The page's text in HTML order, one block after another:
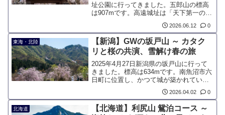
址公園に行ってきました。五郎山の標高
は907mです。高遠城址は「天下第一の
桜」と呼ばれ、1,500本以上の桜が咲く国
内有数の名所です。1582年の織田軍によ
る攻勢で高遠城は落城しましたが、当時
の村民たちがその歴史を後世に伝えるべ
く、五郎山へと語り継いできた歴史があ
ります。
2026.06.12 0
東海・北陸
【新潟】GWの坂戸山 ～ カタク
リと桜の共演、雪解け春の旅
2025年4月27日新潟県の坂戸山に行って
きました。標高は634mです。南魚沼市六
日町に位置し、かつて城が築かれていた
歴史ある山です。4月中旬から雪解けし、
花が咲き始め、カタクリの群生や、麓で
は満開の桜を楽しむことができます。周
回コースでも約3時間と手頃なのも魅力で
2026.04.02 0
北海道
【北海道】利尻山 鴛泊コース ～